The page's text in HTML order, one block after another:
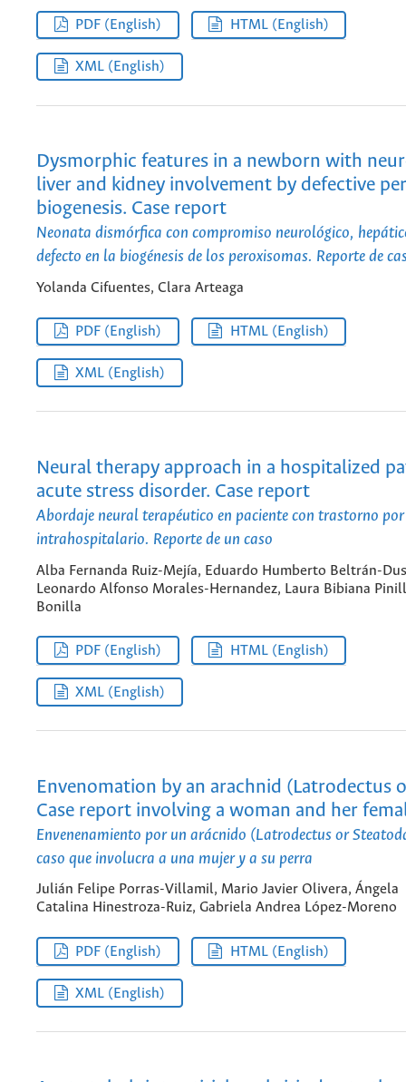
PDF (English) HTML (English)
XML (English)
Dysmorphic features in a newborn with
liver and kidney involvement by defective
biogenesis. Case report
Neonata dismórfica con compromiso neurológico,
defecto en la biogénesis de los peroxisomas. Reporte de
Yolanda Cifuentes, Clara Arteaga
PDF (English) HTML (English)
XML (English)
Neural therapy approach in a hospitalized
acute stress disorder. Case report
Abordaje neural terapéutico en paciente con trastorno por
intrahospitalario. Reporte de un caso
Alba Fernanda Ruiz-Mejía, Eduardo Humberto Beltrán-
Leonardo Alfonso Morales-Hernandez, Laura Bibiana
Bonilla
PDF (English) HTML (English)
XML (English)
Envenomation by an arachnid (Latrodectus
Case report involving a woman and her
Envenenamiento por un arácnido (Latrodectus or
caso que involucra a una mujer y a su perra
Julián Felipe Porras-Villamil, Mario Javier Olivera, Ángela
Catalina Hinestroza-Ruiz, Gabriela Andrea López-Moreno
PDF (English) HTML (English)
XML (English)